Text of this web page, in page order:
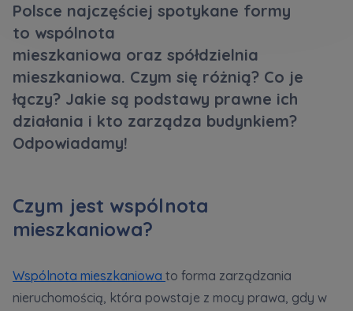
Polsce najczęściej spotykane formy
to wspólnota
mieszkaniowa oraz spółdzielnia
mieszkaniowa. Czym się różnią? Co je
łączy? Jakie są podstawy prawne ich
działania i kto zarządza budynkiem?
Odpowiadamy!
Czym jest wspólnota
mieszkaniowa?
Wspólnota mieszkaniowa to forma zarządzania
nieruchomością, która powstaje z mocy prawa, gdy w
Informujemy, że w trosce o najwyższą jakość i
Rozwiń
Wyrażam zgodę na otrzymywanie informacji
handlowych od...
Rozwiń
Każdej osobie przysługuje prawo dostępu do
treści swoich
Zawiadomienia o nabyciu lub posiadaniu znacznego
Зв’яжіться з нами